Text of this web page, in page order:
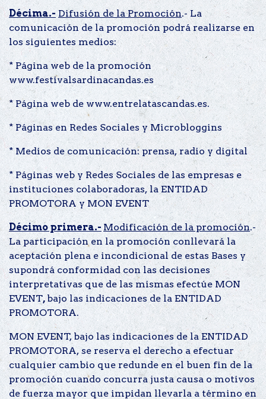
Décima.- Difusión de la Promoción.- La
comunicación de la promoción podrá realizarse en
los siguientes medios:
* Página web de la promoción
www.festivalsardinacandas.es
* Página web de www.entrelatascandas.es.
* Páginas en Redes Sociales y Microbloggins
* Medios de comunicación: prensa, radio y digital
* Páginas web y Redes Sociales de las empresas e
instituciones colaboradoras, la ENTIDAD
PROMOTORA y MON EVENT
Décimo primera.- Modificación de la promoción.-
La participación en la promoción conllevará la
aceptación plena e incondicional de estas Bases y
supondrá conformidad con las decisiones
interpretativas que de las mismas efectúe MON
EVENT,bajo las indicaciones de la ENTIDAD
PROMOTORA.
MON EVENT, bajo las indicaciones de la ENTIDAD
PROMOTORA, se reserva el derecho a efectuar
cualquier cambio que redunde en el buen fin de la
promoción cuando concurra justa causa o motivos
de fuerza mayor que impidan llevarla a término en